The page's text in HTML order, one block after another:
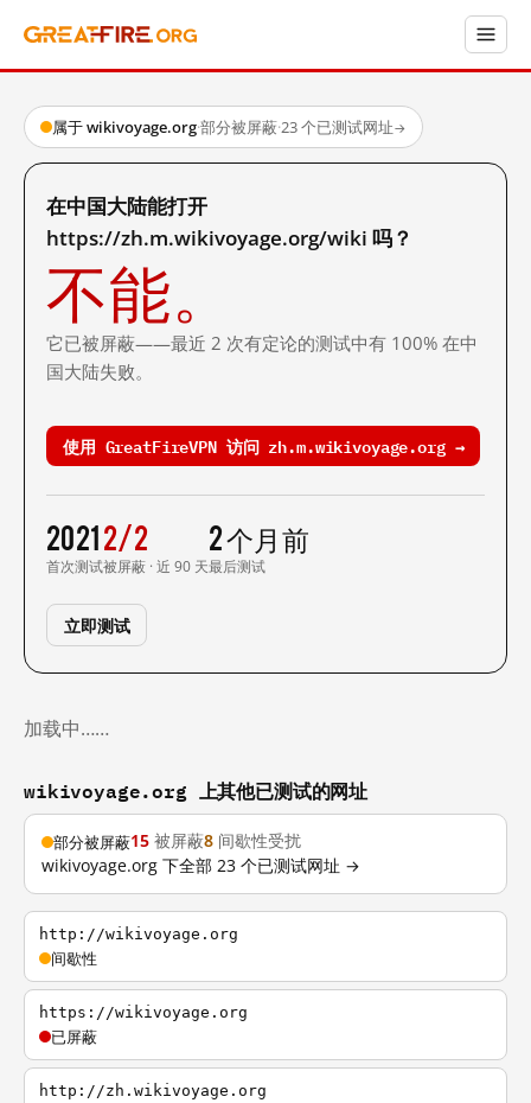
属于 wikivoyage.org·部分被屏蔽·23 个已测试网址→
在中国大陆能打开
https://zh.m.wikivoyage.org/wiki 吗？
不能。
它已被屏蔽——最近 2 次有定论的测试中有 100% 在中
国大陆失败。
使用 GreatFireVPN 访问 zh.m.wikivoyage.org →
2021
首次测试
2/2
被屏蔽 · 近 90 天
2 个月前
最后测试
立即测试
加载中……
wikivoyage.org 上其他已测试的网址
部分被屏蔽15 被屏蔽8 间歇性受扰
wikivoyage.org 下全部 23 个已测试网址 →
http://wikivoyage.org
间歇性
https://wikivoyage.org
已屏蔽
http://zh.wikivoyage.org